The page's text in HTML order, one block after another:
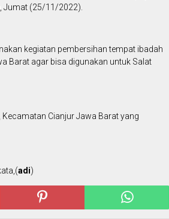
Jumat (25/11/2022).
kegiatan pembersihan tempat ibadah
Barat agar bisa digunakan untuk Salat
Cianjur Jawa Barat yang
adi)